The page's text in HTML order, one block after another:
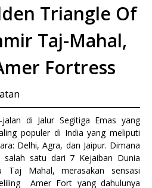
Triangle Of
Taj-Mahal,
Fortress
jalan di Jalur Segitiga Emas yang
populer di India yang meliputi
Delhi, Agra, dan Jaipur. Dimana
satu dari 7 Kejaiban Dunia
Taj Mahal, merasakan sensasi
Amer Fort yang dahulunya